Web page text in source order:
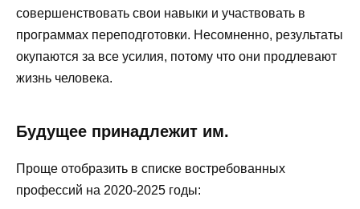
совершенствовать свои навыки и участвовать в
программах переподготовки. Несомненно, результаты
окупаются за все усилия, потому что они продлевают
жизнь человека.
Будущее принадлежит им.
Проще отобразить в списке востребованных
профессий на 2020-2025 годы: